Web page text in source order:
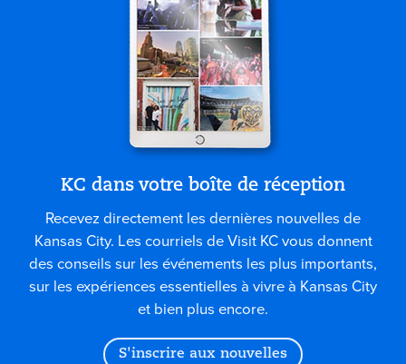
KC dans votre boîte de réception
Recevez directement les dernières nouvelles de
Kansas City. Les courriels de Visit KC vous donnent
des conseils sur les événements les plus importants,
sur les expériences essentielles à vivre à Kansas City
et bien plus encore.
S'inscrire aux nouvelles